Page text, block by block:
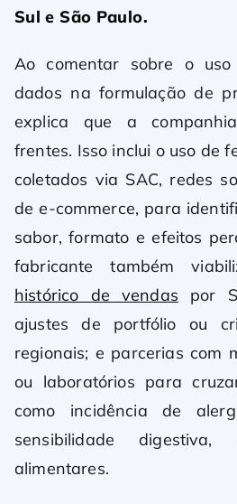
Sul e São Paulo.
Ao comentar sobre o
dados na formulação de
explica que a
frentes. Isso inclui o uso de
coletados via SAC, redes
de e-commerce, para
sabor, formato e efeitos
fabricante também
histórico de vendas por
ajustes de portfólio ou
regionais; e parcerias com
ou laboratórios para
como incidência de
sensibilidade digestiva,
alimentares.